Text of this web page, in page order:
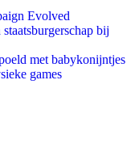
Evolved
bij
met babykonijntjes
games